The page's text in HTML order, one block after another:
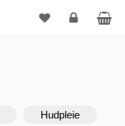
Hudpleie